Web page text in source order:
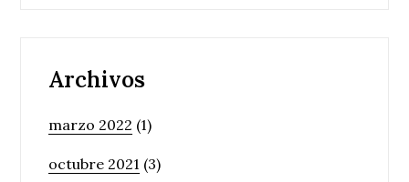
Archivos
marzo 2022 (1)
octubre 2021 (3)